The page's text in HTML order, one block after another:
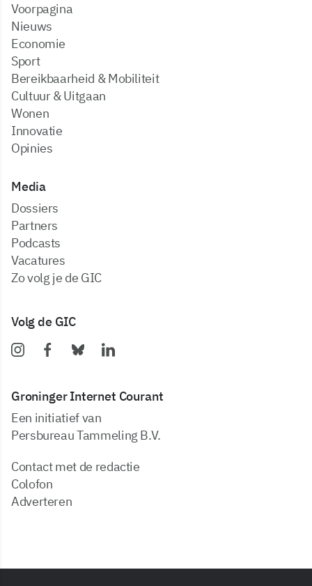
Voorpagina
Nieuws
Economie
Sport
Bereikbaarheid & Mobiliteit
Cultuur & Uitgaan
Wonen
Innovatie
Opinies
Media
dossiers
partners
podcasts
vacatures
zo volg je de GIC
Volg de GIC
Groninger Internet Courant
Een initiatief van
Persbureau Tammeling B.V.
Contact met de redactie
Colofon
Adverteren